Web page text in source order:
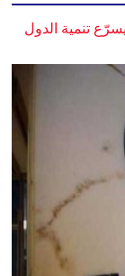
تنمية الدول